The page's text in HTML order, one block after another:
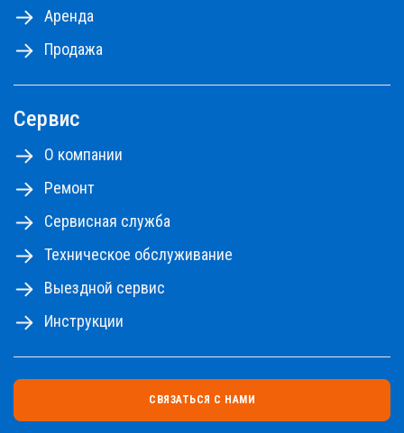
Аренда
Продажа
Сервис
О компании
Ремонт
Сервисная служба
Техническое обслуживание
Выездной сервис
Инструкции
СВЯЗАТЬСЯ С НАМИ